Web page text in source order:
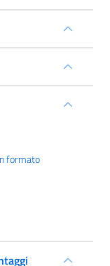
formato